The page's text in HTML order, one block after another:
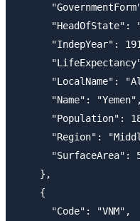
"HeadOfState":
"IndepYear":
"LocalName":
      "Name": "Yemen",
"Population":
"Region":
"SurfaceArea":
    },
    {
      "Code": "VNM",